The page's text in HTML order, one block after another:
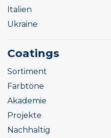
Italien
Ukraine
Coatings
Sortiment
Farbtöne
Akademie
Projekte
Nachhaltig